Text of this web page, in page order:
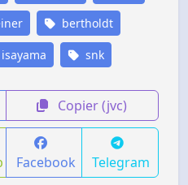
bertholdt
isayama snk
Copier (jvc)
Facebook Telegram